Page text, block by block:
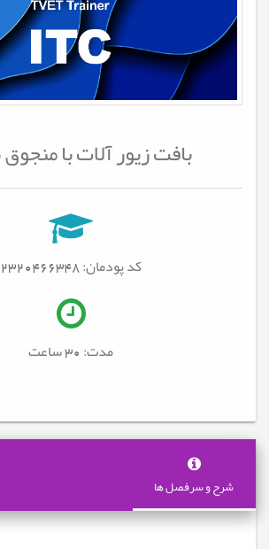
بافت زیور آلات با
کد پودمان: 2320466348
مدت: 30 ساعت
شرح و سرفصل ها